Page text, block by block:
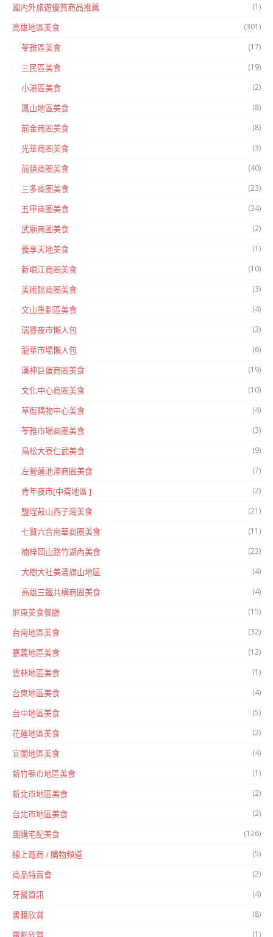
國內外旅遊優質商品推薦 (1)
高雄地區美食 (301)
苓雅區美食 (17)
三民區美食 (19)
小港區美食 (2)
鳳山地區美食 (8)
前金商圈美食 (8)
光華商圈美食 (3)
前鎮商圈美食 (40)
三多商圈美食 (23)
五甲商圈美食 (34)
武廟商圈美食 (2)
義享天地美食 (1)
新崛江商圈美食 (10)
美術館商圈美食 (3)
文山重劃區美食 (4)
瑞豐夜市懶人包 (3)
龍華市場懶人包 (6)
漢神巨蛋商圈美食 (19)
文化中心商圈美食 (10)
草衙購物中心美食 (4)
苓雅市場商圈美食 (3)
鳥松大寮仁武美食 (9)
左營蓮池潭商圈美食 (7)
青年夜市[中崙地區 ] (2)
鹽埕鼓山西子灣美食 (21)
七賢六合南華商圈美食 (11)
楠梓岡山路竹湖內美食 (23)
大樹大社美濃旗山地區 (4)
高雄三鐵共構商圈美食 (4)
屏東美食餐廳 (15)
台南地區美食 (32)
嘉義地區美食 (12)
雲林地區美食 (1)
台東地區美食 (4)
台中地區美食 (5)
花蓮地區美食 (2)
宜蘭地區美食 (4)
新竹縣市地區美食 (1)
新北市地區美食 (2)
台北市地區美食 (2)
團購宅配美食 (126)
線上電商 / 購物頻道 (5)
商品特賣會 (2)
牙醫資訊 (4)
書籍欣賞 (8)
(1)